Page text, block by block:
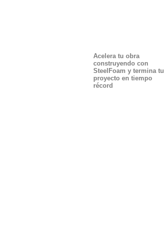
Acelera tu obra
construyendo con
SteelFoam y termina tu
proyecto en tiempo
récord